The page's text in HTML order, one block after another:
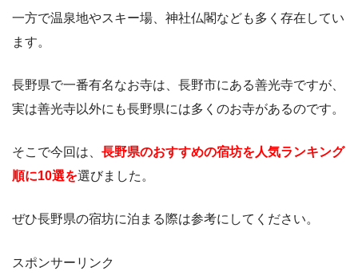
一方で温泉地やスキー場、神社仏閣なども多く存在してい
ます。
長野県で一番有名なお寺は、長野市にある善光寺ですが、
実は善光寺以外にも長野県には多くのお寺があるのです。
そこで今回は、 長野県のおすすめの宿坊を人気ランキング
順に10選を選びました。
ぜひ長野県の宿坊に泊まる際は参考にしてください。
スポンサーリンク